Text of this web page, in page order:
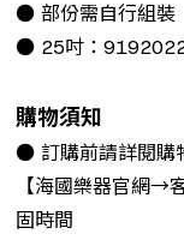
● 部份需自行組裝
● 25吋：
購物須知
● 訂購前請詳閱購
【海國樂器官網
固時間